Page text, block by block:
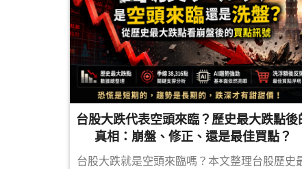
台股大跌代表空頭來臨？歷史最大跌點後
真相：崩盤、修正、還是最佳買點？
台股大跌就是空頭來臨嗎？本文整理台股歷史